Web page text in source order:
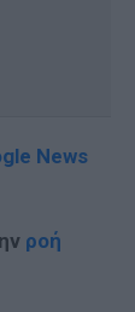
News
ροή